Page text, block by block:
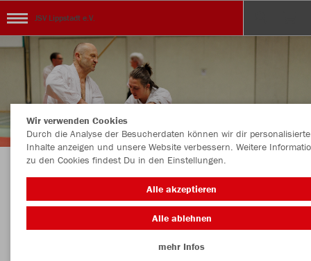
JSV Lippstadt e.V.
Herzlich Willkommen!! Viel Spaß mit Eurem
Teamshop!
Wir verwenden Cookies
Durch die Analyse der Besucherdaten können wir dir personalisierte
Inhalte anzeigen und unsere Website verbessern. Weitere
zu den Cookies findest Du in den Einstellungen.
Alle akzeptieren
Alle ablehnen
mehr Infos